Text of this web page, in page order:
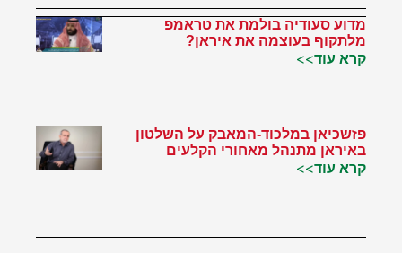
מדוע סעודיה בולמת את טראמפ
מלתקוף בעוצמה את איראן?
קרא עוד>>
פזשכיאן במלכוד-המאבק על השלטון
באיראן מתנהל מאחורי הקלעים
קרא עוד>>